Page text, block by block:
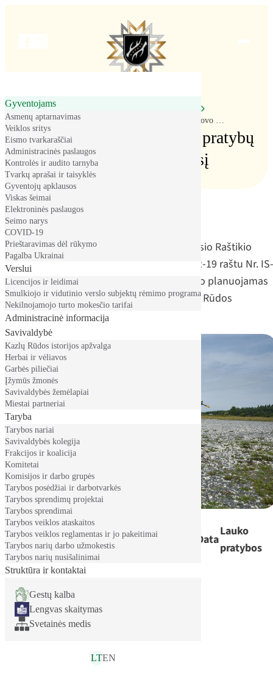
Gyventojams
Asmenų aptarnavimas
Veiklos sritys
Eismo tvarkaraščiai
Administracinės paslaugos
Kontrolės ir audito tarnyba
Tvarkų aprašai ir taisyklės
Gyventojų apklausos
Viskas šeimai
Elektroninės paslaugos
Seimo narys
COVID-19
Prieštaravimas dėl rūkymo
Pagalba Ukrainai
Verslui
Licencijos ir leidimai
Smulkiojo ir vidutinio verslo subjektų rėmimo programa
Nekilnojamojo turto mokesčio tarifai
Administracinė informacija
Savivaldybė
Kazlų Rūdos istorijos apžvalga
Herbai ir vėliavos
Garbės piliečiai
Įžymūs žmonės
Savivaldybės žemėlapiai
Miestai partneriai
Taryba
Tarybos nariai
Savivaldybės kolegija
Frakcijos ir koalicija
Komitetai
Komisijos ir darbo grupės
Tarybos posėdžiai ir darbotvarkės
Tarybos sprendimų projektai
Tarybos sprendimai
Tarybos veiklos ataskaitos
Tarybos veiklos reglamentas ir jo pakeitimai
Tarybos narių darbo užmokestis
Tarybos narių nusišalinimai
Struktūra ir kontaktai
Gestų kalba
Lengvas skaitymas
Svetainės medis
LTEN
Kovinio šaudymo ir lauko pratybų grafikas kovo mėnesį
Kovinio šaudymo ir lauko pratybų
grafikas kovo mėnesį
2026-03-02
Vadovaujantis Divizijos generolo Stasio Raštikio
Lietuvos kariuomenės mokyklos 2026-02-19 raštu Nr. IS-
94 teikiame duomenis apie
mėnesio planuojamas
kovinio šaudymo ir lauko pratybas Kazlų Rūdos
poligone:
Data
Kovinis šaudymas ir lauko
pratybos
Data
Lauko
pratybos
2026-03-
01
08.00-24.00
00.00-24.00